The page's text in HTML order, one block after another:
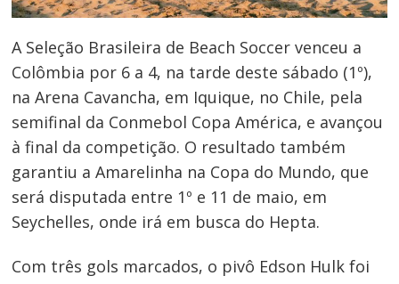
A Seleção Brasileira de Beach Soccer venceu a
Colômbia por 6 a 4, na tarde deste sábado (1º),
na Arena Cavancha, em Iquique, no Chile, pela
semifinal da Conmebol Copa América, e avançou
à final da competição. O resultado também
garantiu a Amarelinha na Copa do Mundo, que
será disputada entre 1º e 11 de maio, em
Seychelles, onde irá em busca do Hepta.
Com três gols marcados, o pivô Edson Hulk foi